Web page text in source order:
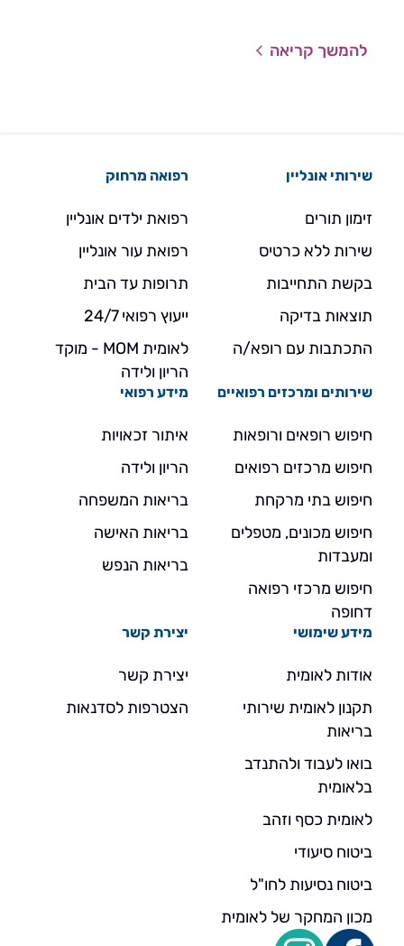
להמשך קריאה
שירותי אונליין
זימון תורים
שירות ללא כרטיס
בקשת התחייבות
תוצאות בדיקה
התכתבות עם רופא/ה
רפואה מרחוק
רפואת ילדים אונליין
רפואת עור אונליין
תרופות עד הבית
ייעוץ רפואי 24/7
לאומית MOM - מוקד
הריון ולידה
שירותים ומרכזים רפואיים
חיפוש רופאים ורופאות
חיפוש מרכזים רפואים
חיפוש בתי מרקחת
חיפוש מכונים, מטפלים
ומעבדות
חיפוש מרכזי רפואה
דחופה
מידע רפואי
איתור זכאויות
הריון ולידה
בריאות המשפחה
בריאות האישה
בריאות הנפש
מידע שימושי
אודות לאומית
תקנון לאומית שירותי
בריאות
בואו לעבוד ולהתנדב
בלאומית
לאומית כסף וזהב
ביטוח סיעודי
ביטוח נסיעות לחו"ל
מכון המחקר של לאומית
יצירת קשר
יצירת קשר
הצטרפות לסדנאות